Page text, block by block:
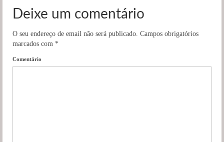
Deixe um comentário
O seu endereço de email não será publicado. Campos obrigatórios
marcados com *
Comentário